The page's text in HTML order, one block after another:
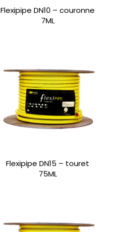
Flexipipe DN10 – couronne
7ML
Flexipipe DN15 – touret
75ML